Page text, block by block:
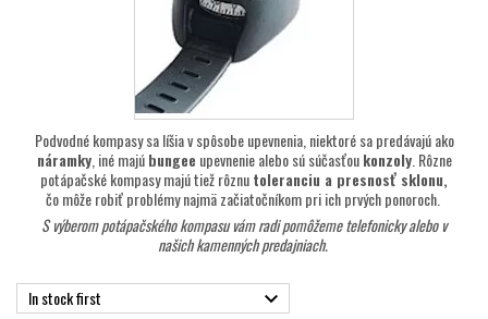
Podvodné kompasy sa líšia v spôsobe upevnenia, niektoré sa predávajú ako
náramky, iné majúbungee upevnenie alebo sú súčasťoukonzoly. Rôzne
potápačské kompasy majú tiež rôznutoleranciu a presnosť sklonu,
čo môže robiť problémy najmä začiatočníkom pri ich prvých ponoroch.
S výberom potápačského kompasu vám radi pomôžeme telefonicky alebo v
našich kamenných predajniach.
In stock first 